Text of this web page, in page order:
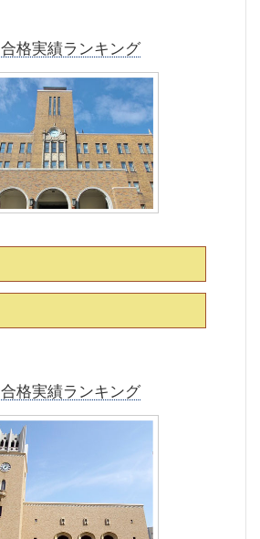
合格実績ランキング
合格実績ランキング